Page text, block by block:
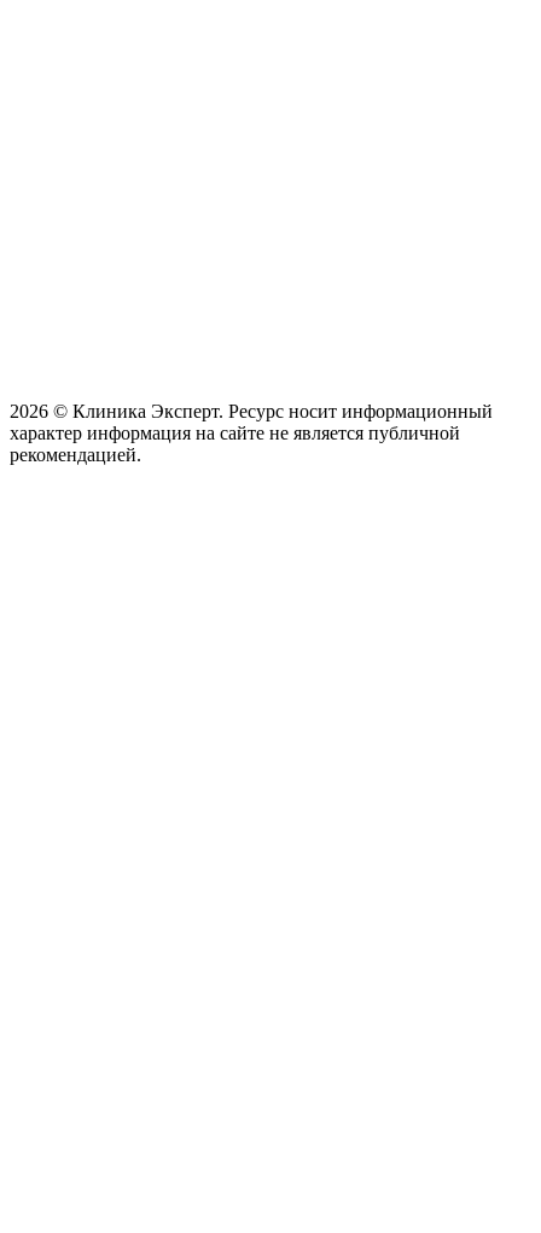
2026 © Клиника Эксперт. Ресурс носит информационный
характер информация на сайте не является публичной
рекомендацией.